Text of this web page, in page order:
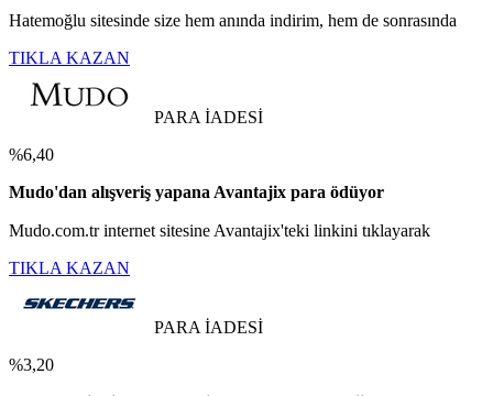
Hatemoğlu sitesinde size hem anında indirim, hem de sonrasında
TIKLA KAZAN
PARA İADESİ
%6,40
Mudo'dan alışveriş yapana Avantajix para ödüyor
Mudo.com.tr internet sitesine Avantajix'teki linkini tıklayarak
TIKLA KAZAN
PARA İADESİ
%3,20